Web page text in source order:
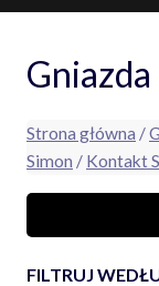
Strona główna /
Simon / Kontakt
FILTRUJ